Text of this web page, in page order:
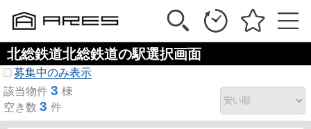
北総鉄道北総鉄道の駅選択画面
募集中のみ表示
該当物件 3 棟
空き数 3 件